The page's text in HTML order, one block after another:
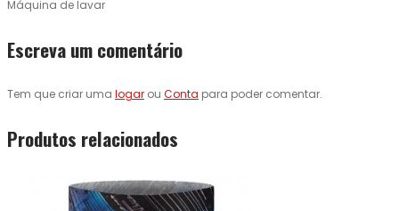
Máquina de lavar
Escreva um comentário
Tem que criar uma logar ou Conta para poder comentar.
Produtos relacionados